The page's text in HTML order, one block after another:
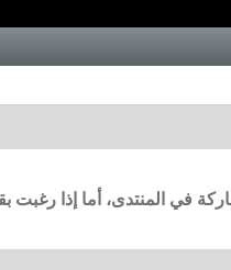
في المنتدى، أما إذا رغبت